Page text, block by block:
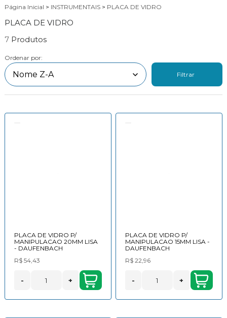
Página Inicial > INSTRUMENTAIS > PLACA DE VIDRO
PLACA DE VIDRO
7
Ordenar por:
Filtrar
PLACA DE VIDRO P/
MANIPULACAO 20MM LISA
- DAUFENBACH
R$ 54,43
- +
PLACA DE VIDRO P/
MANIPULACAO 15MM LISA -
DAUFENBACH
R$ 22,96
- +